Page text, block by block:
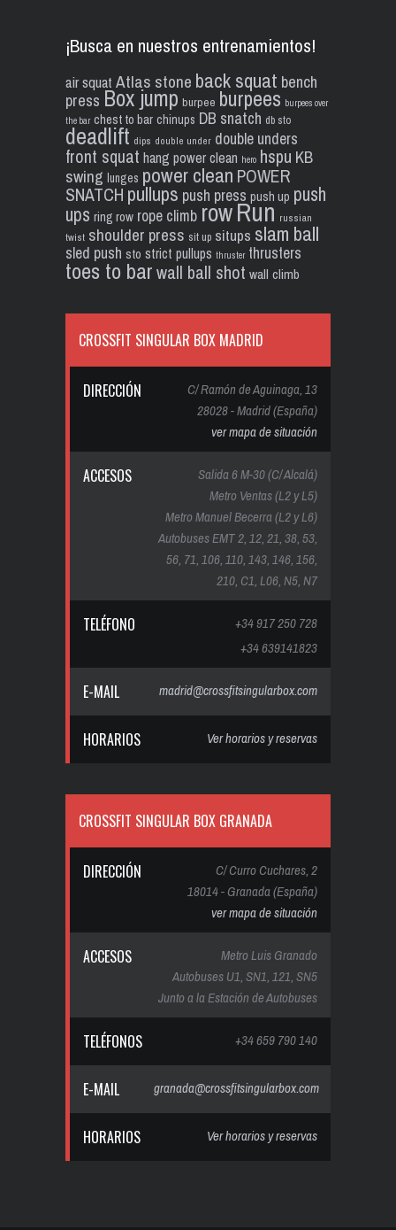
¡Busca en nuestros entrenamientos!
air squat Atlas stone back squat bench
press Box jump burpee burpees burpees over
the bar chest to bar chinups DB snatch db sto
deadlift dips double under double unders
front squat hang power clean hero hspu KB
swing lunges power clean POWER
SNATCH pullups push press push up push
ups ring row rope climb rowRun russian
twist shoulder press sit up situps slam ball
sled push sto strict pullups thruster thrusters
toes to barwall ball shot wall climb
CROSSFIT SINGULAR BOX MADRID
DIRECCIÓN
C/ Ramón de Aguinaga, 13
28028 - Madrid (España)
ver mapa de situación
ACCESOS
Salida 6 M-30 (C/ Alcalá)
Metro Ventas (L2 y L5)
Metro Manuel Becerra (L2 y L6)
Autobuses EMT 2, 12, 21, 38, 53,
56, 71, 106, 110, 143, 146, 156,
210, C1, L06, N5, N7
TELÉFONO
+34 917 250 728
+34 639141823
E-MAIL madrid@crossfitsingularbox.com
HORARIOS Ver horarios y reservas
CROSSFIT SINGULAR BOX GRANADA
DIRECCIÓN
C/ Curro Cuchares, 2
18014 - Granada (España)
ver mapa de situación
ACCESOS
Metro Luis Granado
Autobuses U1, SN1, 121, SN5
Junto a la Estación de Autobuses
TELÉFONOS +34 659 790 140
E-MAIL granada@crossfitsingularbox.com
HORARIOS Ver horarios y reservas